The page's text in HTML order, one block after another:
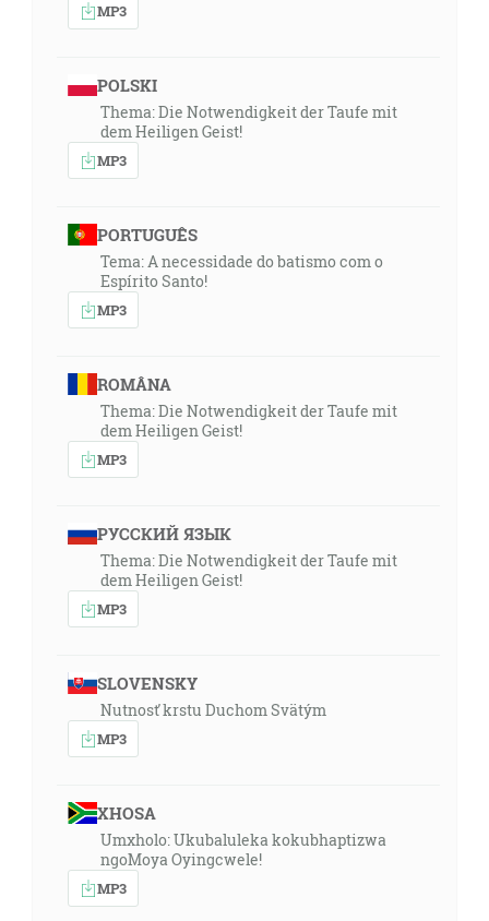
MP3
POLSKI
Thema: Die Notwendigkeit der Taufe mit
dem Heiligen Geist!
MP3
PORTUGUÊS
Tema: A necessidade do batismo com o
Espírito Santo!
MP3
ROMÂNA
Thema: Die Notwendigkeit der Taufe mit
dem Heiligen Geist!
MP3
РУССКИЙ ЯЗЫК
Thema: Die Notwendigkeit der Taufe mit
dem Heiligen Geist!
MP3
SLOVENSKY
Nutnosť krstu Duchom Svätým
MP3
XHOSA
Umxholo: Ukubaluleka kokubhaptizwa
ngoMoya Oyingcwele!
MP3